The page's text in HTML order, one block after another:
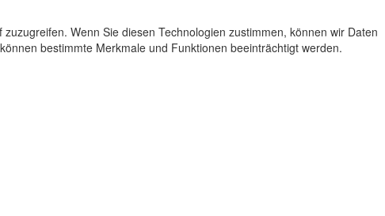
Wenn Sie diesen Technologien zustimmen, können wir Daten
bestimmte Merkmale und Funktionen beeinträchtigt werden.